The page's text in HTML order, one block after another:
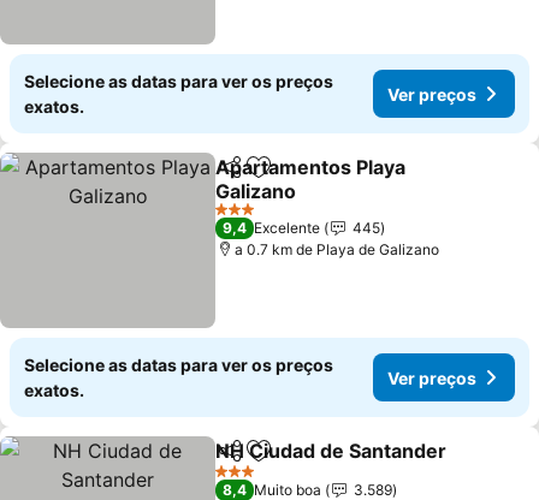
Selecione as datas para ver os preços
exatos.
Ver preços
PartilharAdicionar aos favoritos
Apartamentos Playa
Galizano
3 Estrelas
9,4 Excelente
445
a 0.7 km de Playa de Galizano
Selecione as datas para ver os preços
exatos.
Ver preços
PartilharAdicionar aos favoritos
NH Ciudad de Santander
3 Estrelas
8,4 Muito boa
3.589